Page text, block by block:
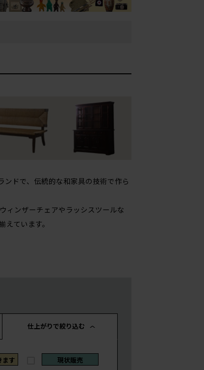
ドで、伝統的な和家具の技術で作ら
ィンザーチェアやラッシスツールな
ています。
仕上がりで絞り込む
ます
現状販売